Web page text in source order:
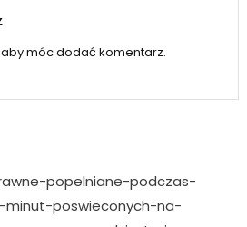
aby móc dodać komentarz.